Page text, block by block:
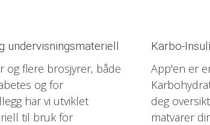
undervisningsmateriell
og flere brosjyrer, både
og for
har vi utviklet
til bruk for
Karbo-
App'en er
deg
matvarer